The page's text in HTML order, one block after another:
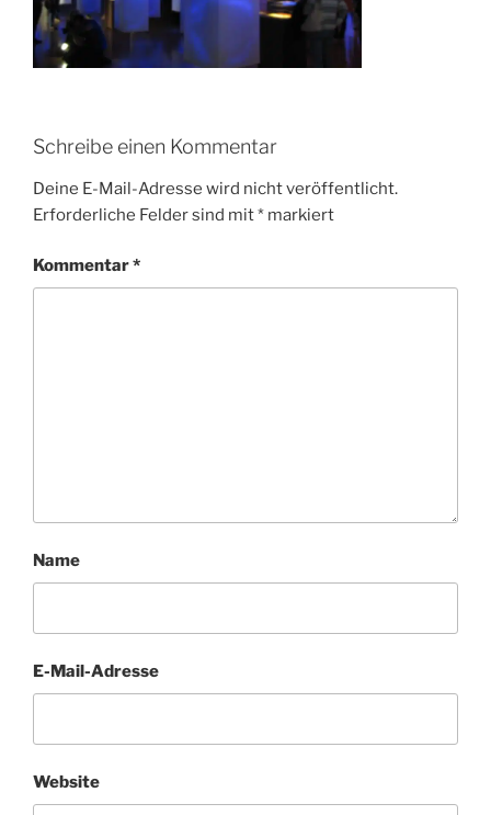
Schreibe einen Kommentar
Deine E-Mail-Adresse wird nicht veröffentlicht.
Erforderliche Felder sind mit* markiert
Kommentar*
Name
E-Mail-Adresse
Website